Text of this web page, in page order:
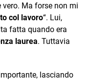
vero. Ma forse non mi
col lavoro“. Lui,
fatta quando era
laurea. Tuttavia
lasciando